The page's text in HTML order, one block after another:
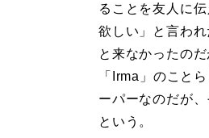
ることを友人に
欲しい」と言わ
と来なかったの
「Irma」のこと
ーパーなのだが
という。